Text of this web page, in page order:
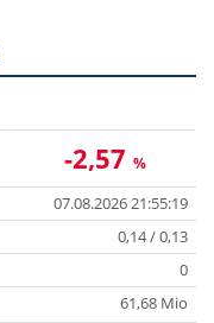
-2,57 %
07.08.2026 21:55:19
0,14 / 0,13
0
61,68 Mio